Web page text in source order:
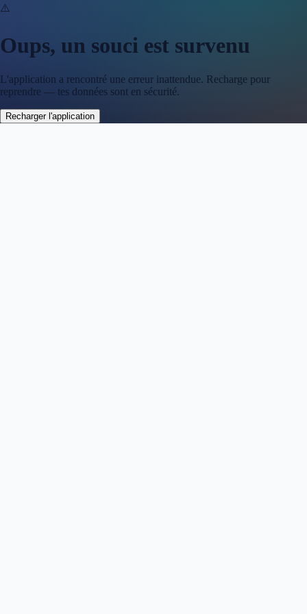
⚠️
Oups, un souci est survenu
L'application a rencontré une erreur inattendue. Recharge pour
reprendre — tes données sont en sécurité.
Recharger l'application